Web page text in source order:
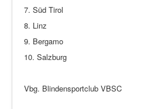
7. Süd Tirol
8. Linz
9. Bergamo
10. Salzburg
Vbg. Blindensportclub VBSC